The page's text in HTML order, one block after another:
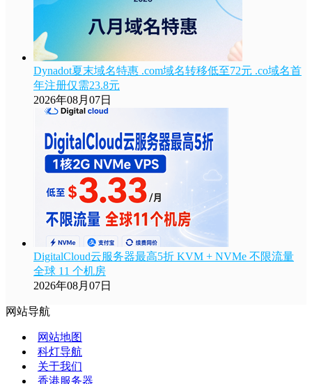
Dynadot夏末域名特惠 .com域名转移低至72元 .co域名首
年注册仅需23.8元
2026年08月07日
DigitalCloud云服务器最高5折 KVM + NVMe 不限流量
全球 11 个机房
2026年08月07日
网站导航
网站地图
科灯导航
关于我们
香港服务器